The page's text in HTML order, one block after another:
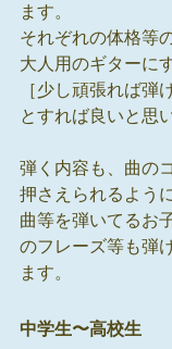
ます。
それぞれの体格等
大人用のギターに
［少し頑張れば弾
とすれば良いと思
弾く内容も、曲の
押さえられるよう
曲等を弾いてるお
のフレーズ等も弾
ます。
中学生〜高校生